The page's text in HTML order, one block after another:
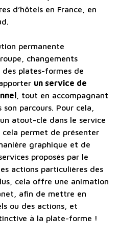
d’hôtels en France, en
permanente
changements
plates-formes de
un service de
, tout en accompagnant
parcours. Pour cela,
atout-clé dans le service
permet de présenter
graphique et de
proposés par le
actions particulières des
cela offre une animation
afin de mettre en
ou des actions, et
à la plate-forme !